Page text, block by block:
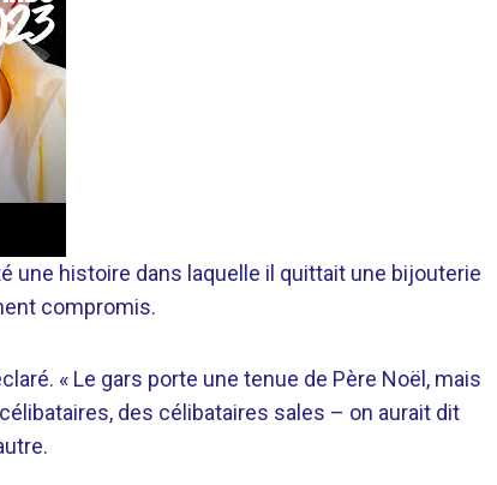
une histoire dans laquelle il quittait une bijouterie
compromis.
« Le gars porte une tenue de Père Noël, mais
célibataires, des célibataires sales – on aurait dit